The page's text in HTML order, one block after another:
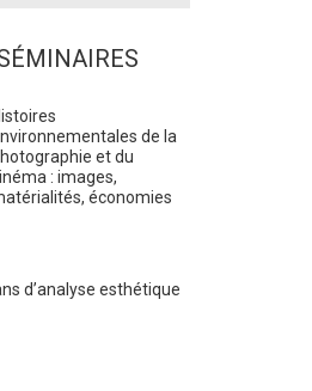
de la
et du
: images,
économies
d’analyse esthétique